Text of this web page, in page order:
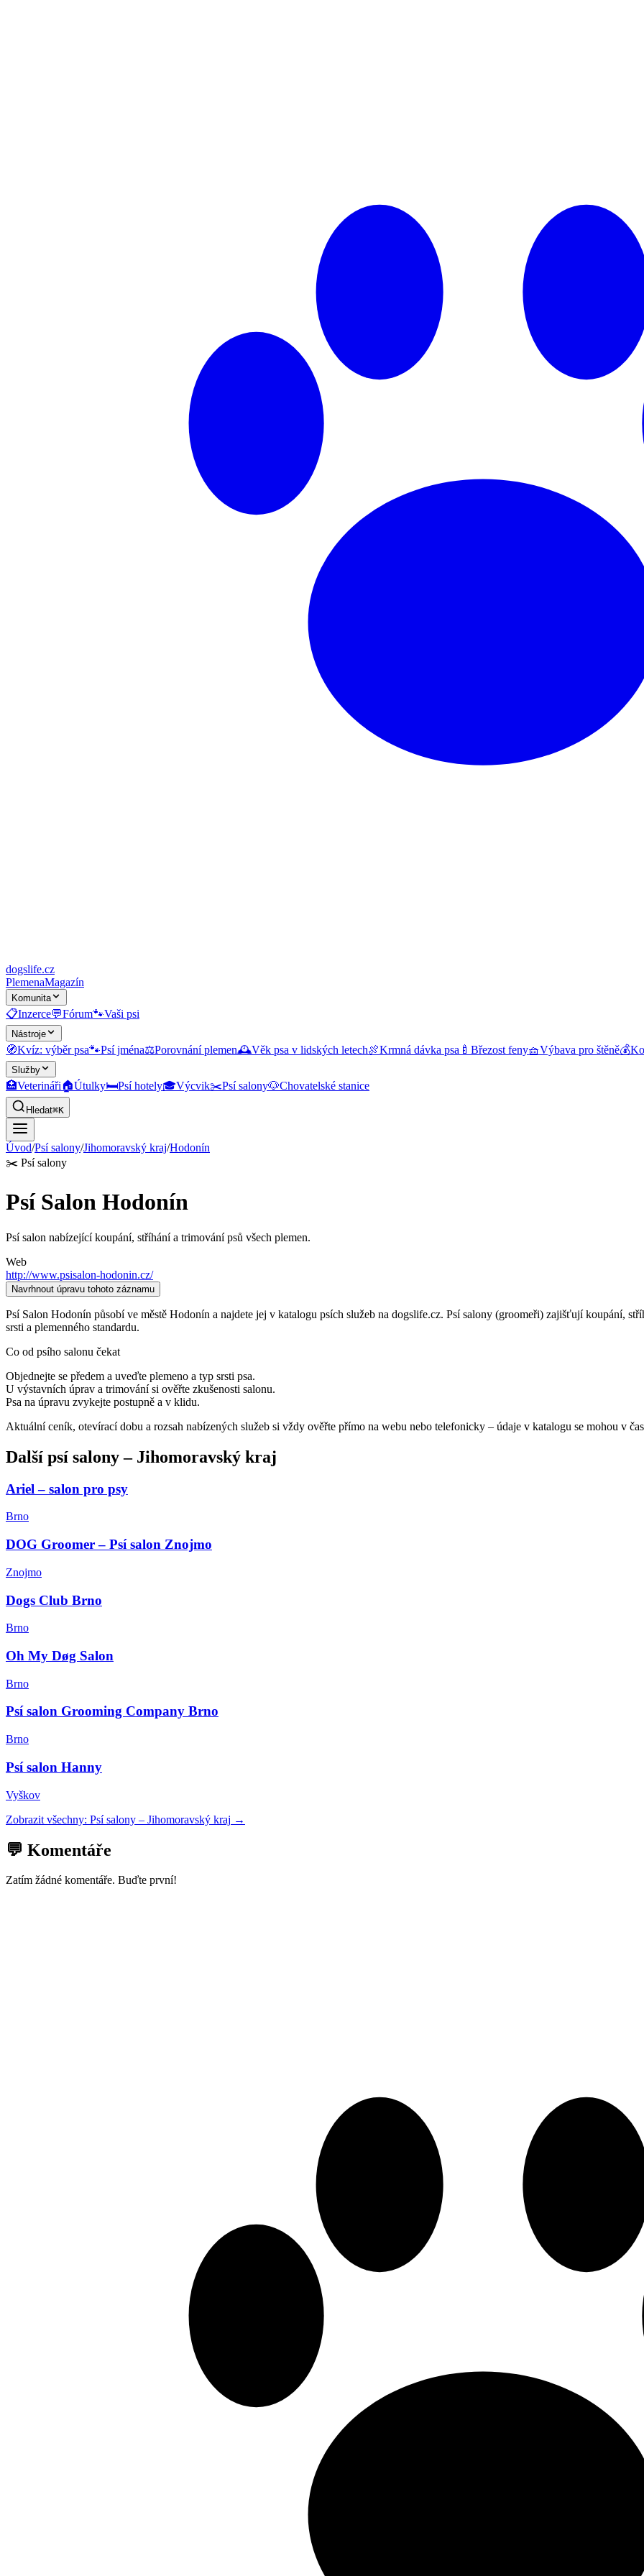
dogslife.cz
PlemenaMagazín
Komunita
📋Inzerce💬Fórum🐾Vaši psi
Nástroje
🧭Kvíz: výběr psa🐾Psí jména⚖️Porovnání plemen🕰️Věk psa v lidských letech🍖Krmná dávka psa 🍼 Březost feny🧺Výbava pro štěně💰
Služby
🏥Veterináři🏠Útulky🛏️Psí hotely🎓Výcvik✂️Psí salony🐶Chovatelské stanice
Hledat⌘K
Úvod/Psí salony/Jihomoravský kraj/Hodonín
✂️ Psí salony
Psí Salon Hodonín
Psí salon nabízející koupání, stříhání a trimování psů všech plemen.
Web
http://www.psisalon-hodonin.cz/
Navrhnout úpravu tohoto záznamu
Psí Salon Hodonín působí ve městě Hodonín a najdete jej v katalogu psích služeb na dogslife.cz. Psí salony (groomeři) zajišťují koupání,
srsti a plemenného standardu.
Co od psího salonu čekat
Objednejte se předem a uveďte plemeno a typ srsti psa.
U výstavních úprav a trimování si ověřte zkušenosti salonu.
Psa na úpravu zvykejte postupně a v klidu.
Aktuální ceník, otevírací dobu a rozsah nabízených služeb si vždy ověřte přímo na webu nebo telefonicky – údaje v katalogu se mohou v
Další psí salony– Jihomoravský kraj
Ariel – salon pro psy
Brno
DOG Groomer – Psí salon Znojmo
Znojmo
Dogs Club Brno
Brno
Oh My Døg Salon
Brno
Psí salon Grooming Company Brno
Brno
Psí salon Hanny
Vyškov
Zobrazit všechny: Psí salony – Jihomoravský kraj →
💬 Komentáře
Zatím žádné komentáře. Buďte první!